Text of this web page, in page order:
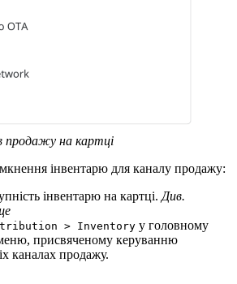
продажу на картці
інвентарю для каналу продажу:
інвентарю на картці. Див.
> Inventory у головному
присвяченому керуванню
каналах продажу.